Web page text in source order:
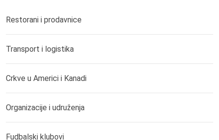
Restorani i prodavnice
Transport i logistika
Crkve u Americi i Kanadi
Organizacije i udruženja
Fudbalski klubovi